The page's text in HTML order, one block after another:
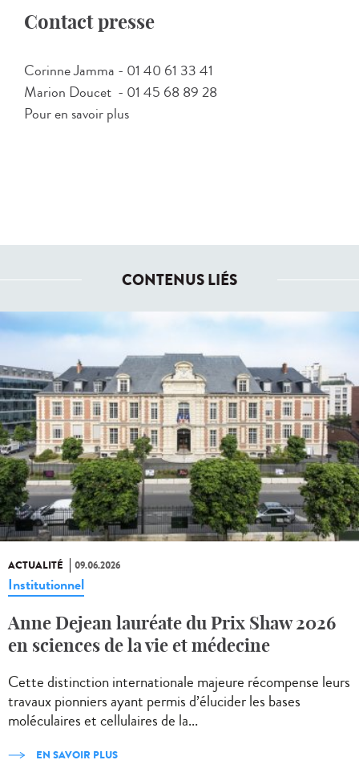
Contact presse
Corinne Jamma - 01 40 61 33 41
Marion Doucet - 01 45 68 89 28
Pour en savoir plus
CONTENUS LIÉS
ACTUALITÉ 09.06.2026
Institutionnel
Anne Dejean lauréate du Prix Shaw 2026
en sciences de la vie et médecine
Cette distinction internationale majeure récompense leurs
travaux pionniers ayant permis d’élucider les bases
moléculaires et cellulaires de la...
EN SAVOIR PLUS